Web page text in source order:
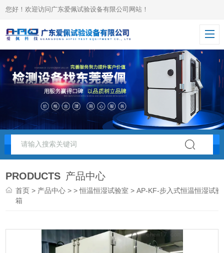
您好！欢迎访问广东爱佩试验设备有限公司网站！
PRODUCTS 产品中心
首页 > 产品中心 > >恒温恒湿试验室 > AP-KF-步入式恒温恒湿试验
箱